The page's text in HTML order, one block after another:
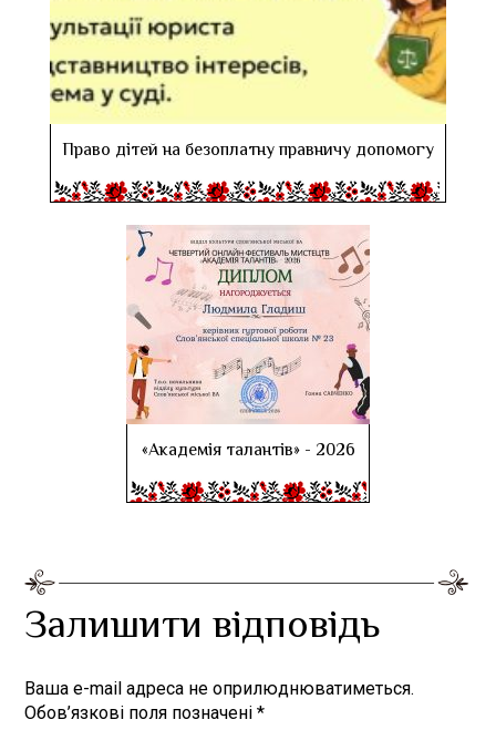
Право дітей на безоплатну правничу допомогу
«Академія талантів» - 2026
Залишити відповідь
Ваша e-mail адреса не оприлюднюватиметься.
Обов’язкові поля позначені*